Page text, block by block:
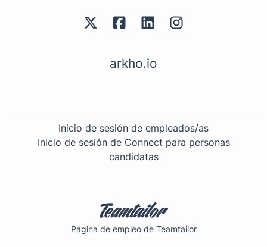
arkho.io
Inicio de sesión de empleados/as
Inicio de sesión de Connect para personas
candidatas
Página de empleode Teamtailor